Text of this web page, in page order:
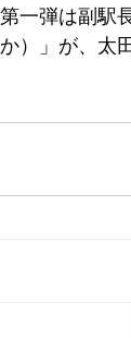
第一弾は副駅
か）」が、太